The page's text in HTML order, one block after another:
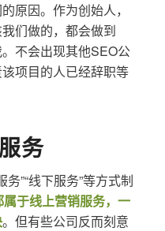
原因。作为创始人，
们做的，都会做到
不会出现其他SEO公
项目的人已经辞职等
务
”“线下服务”等方式制
于线上营销服务，一
。但有些公司反而刻意